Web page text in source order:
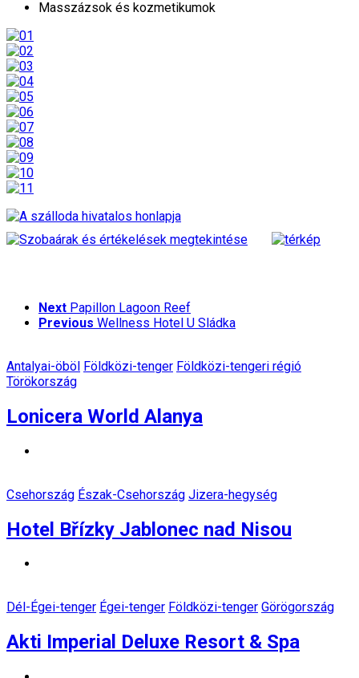
Masszázsok és kozmetikumok
Next Papillon Lagoon Reef
Previous Wellness Hotel U Sládka
Antalyai-öböl Földközi-tenger Földközi-tengeri régió
Törökország
Lonicera World Alanya
Csehország Észak-Csehország Jizera-hegység
Hotel Břízky Jablonec nad Nisou
Dél-Égei-tenger Égei-tenger Földközi-tenger Görögország
Akti Imperial Deluxe Resort & Spa